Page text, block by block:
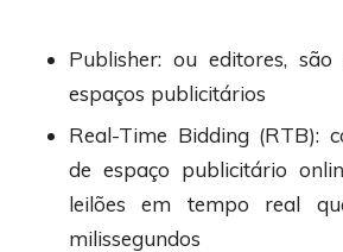
Publisher: ou editores, são
espaços publicitários
Real-Time Bidding (RTB):
de espaço publicitário
leilões em tempo real
milissegundos